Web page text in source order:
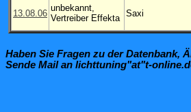
13.08.06
unbekannt,
Vertreiber Effekta Saxi
Haben Sie Fragen zu der Datenbank,
Sende Mail an lichttuning"at"t-